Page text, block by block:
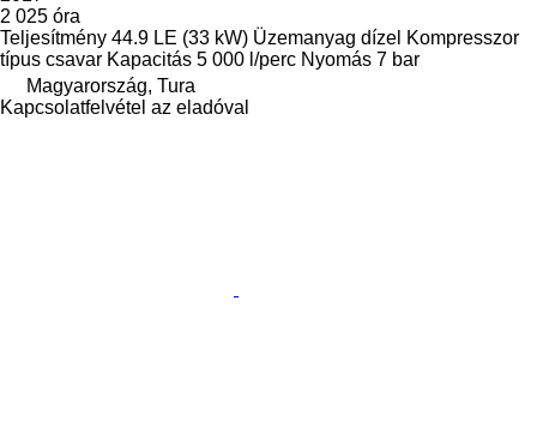
2 025 óra
Teljesítmény 44.9 LE (33 kW) Üzemanyag dízel Kompresszor
típus csavar Kapacitás 5 000 l/perc Nyomás 7 bar
Magyarország, Tura
Kapcsolatfelvétel az eladóval